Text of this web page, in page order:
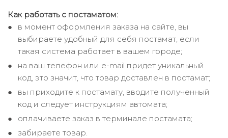
Как работать с постаматом:
в момент оформления заказа на сайте, вы
выбираете удобный для себя постамат, если
такая система работает в вашем городе;
на ваш телефон или e-mail придет уникальный
код, это значит, что товар доставлен в постамат;
вы приходите к постамату, вводите полученный
код и следует инструкциям автомата;
оплачиваете заказ в терминале постамата;
забираете товар.